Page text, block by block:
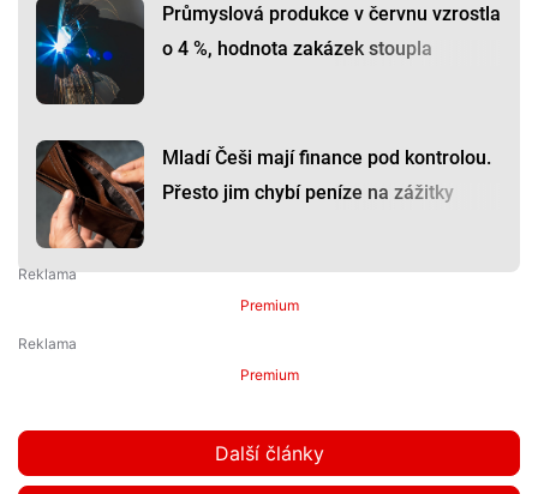
Průmyslová produkce v červnu vzrostla
o 4 %, hodnota zakázek stoupla
Mladí Češi mají finance pod kontrolou.
Přesto jim chybí peníze na zážitky
Premium
Premium
Další články